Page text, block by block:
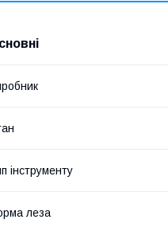
інструменту
леза